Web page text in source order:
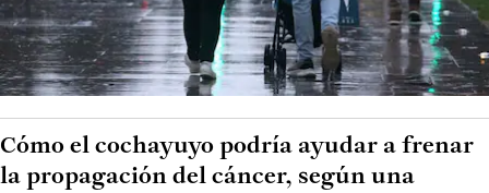
Cómo el cochayuyo podría ayudar a frenar
la propagación del cáncer, según una